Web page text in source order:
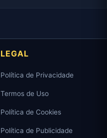
LEGAL
Política de Privacidade
Termos de Uso
Política de Cookies
Política de Publicidade